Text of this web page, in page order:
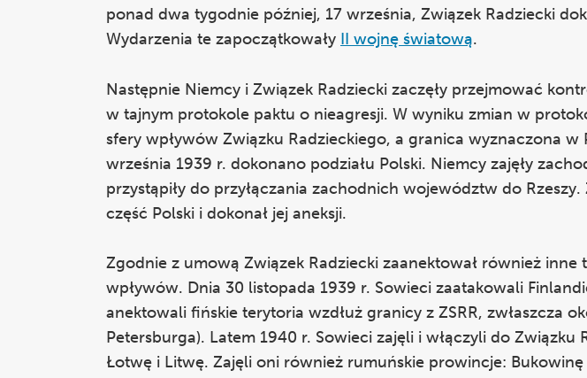
ponad dwa tygodnie później, 17 września, Związek Radziecki
Wydarzenia te zapoczątkowały II wojnę światową.
Następnie Niemcy i Związek Radziecki zaczęły przejmować
w tajnym protokole paktu o nieagresji. W wyniku zmian w
sfery wpływów Związku Radzieckiego, a granica wyznaczona w
września 1939 r. dokonano podziału Polski. Niemcy zajęły
przystąpiły do przyłączania zachodnich województw do Rzeszy.
część Polski i dokonał jej aneksji.
Zgodnie z umową Związek Radziecki zaanektował również
wpływów. Dnia 30 listopada 1939 r. Sowieci zaatakowali
anektowali fińskie terytoria wzdłuż granicy z ZSRR, zwłaszcza
Petersburga). Latem 1940 r. Sowieci zajęli i włączyli do Związku
Łotwę i Litwę. Zajęli oni również rumuńskie prowincje: Bukowinę